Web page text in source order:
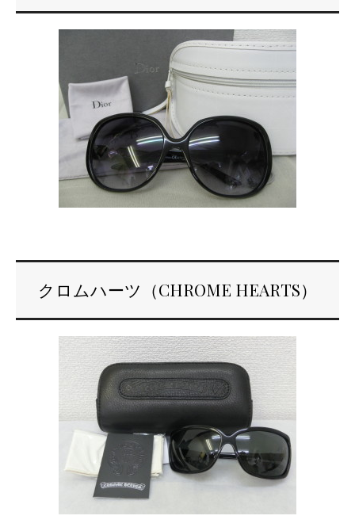
クロムハーツ（CHROME HEARTS）